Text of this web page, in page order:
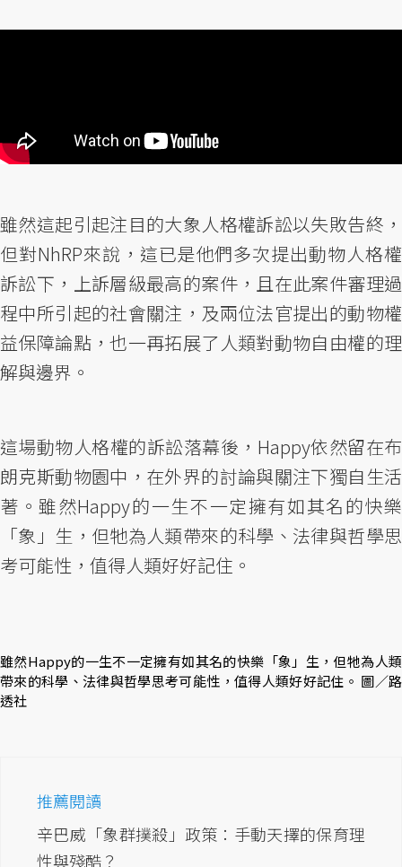
雖然這起引起注目的大象人格權訴訟以失敗告終，
但對NhRP來說，這已是他們多次提出動物人格權
訴訟下，上訴層級最高的案件，且在此案件審理過
程中所引起的社會關注，及兩位法官提出的動物權
益保障論點，也一再拓展了人類對動物自由權的理
解與邊界。
這場動物人格權的訴訟落幕後，Happy依然留在布
朗克斯動物園中，在外界的討論與關注下獨自生活
著。雖然Happy的一生不一定擁有如其名的快樂
「象」生，但牠為人類帶來的科學、法律與哲學思
考可能性，值得人類好好記住。
雖然Happy的一生不一定擁有如其名的快樂「象」生，但牠為人類
帶來的科學、法律與哲學思考可能性，值得人類好好記住。 圖／路
透社
推薦閱讀
辛巴威「象群撲殺」政策：手動天擇的保育理
性與殘酷？